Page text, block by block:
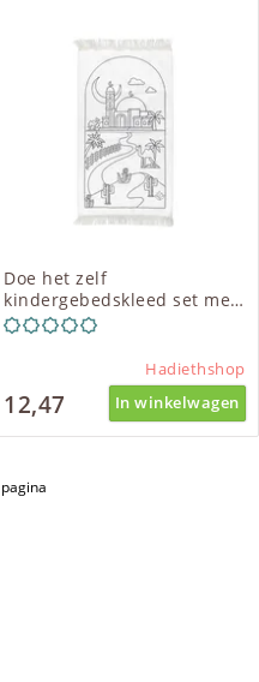
Doe het zelf
kindergebedskleed set met
stiften - moskee/woestijn
Hadiethshop
12,47 In winkelwagen